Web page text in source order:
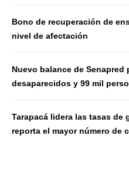
Bono de recuperación de
nivel de afectación
Nuevo balance de
desaparecidos y 99 mil
Tarapacá lidera las tasas de
reporta el mayor número de